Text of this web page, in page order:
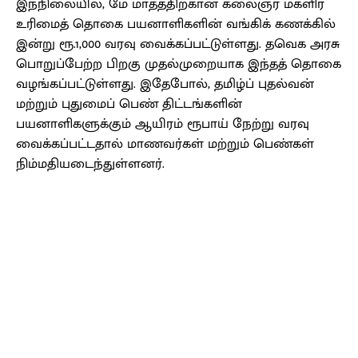
உரிமைத் தொகை பயனாளிகளின் வங்கிக் கணக்கில்
இன்று ரூ.1,000 வரவு வைக்கப்பட்டுள்ளது. தவெக அரசு
பொறுப்பேற்ற பிறகு முதல்முறையாக இந்தத் தொகை
வழங்கப்பட்டுள்ளது. இதேபோல், தமிழ்ப் புதல்வன்
மற்றும் புதுமைப் பெண் திட்டங்களின்
பயனாளிகளுக்கும் ஆயிரம் ரூபாய் நேற்று வரவு
வைக்கப்பட்டதால் மாணவர்கள் மற்றும் பெண்கள்
நிம்மதியடைந்துள்ளனர்.